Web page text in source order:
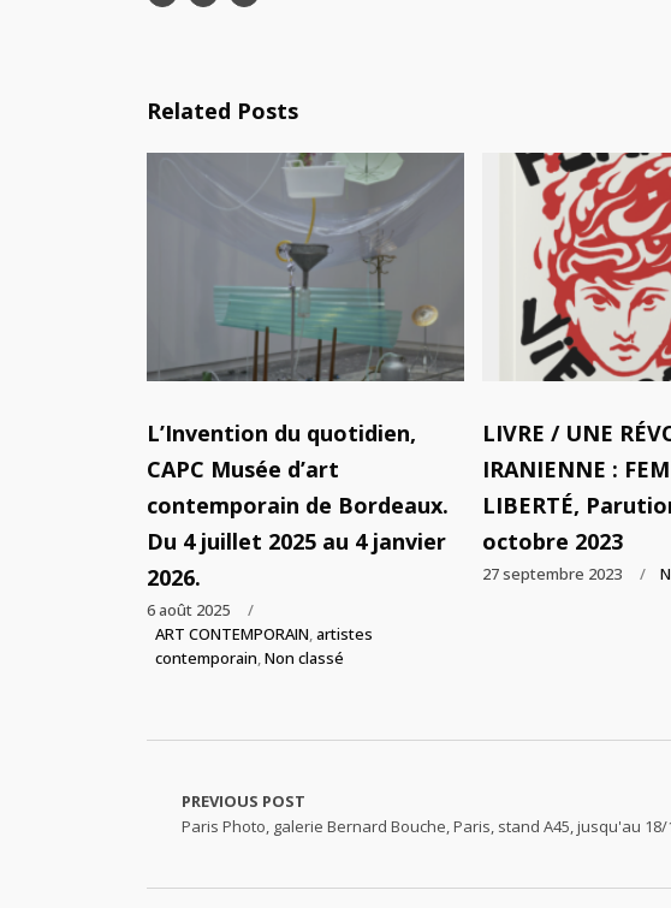
Related Posts
L’Invention du quotidien,
CAPC Musée d’art
contemporain de Bordeaux.
Du 4 juillet 2025 au 4 janvier
2026.
6 août 2025
ART CONTEMPORAIN,artistes
contemporain,Non classé
LIVRE / UNE
IRANIENNE :
LIBERTÉ,
octobre 2023
27 septembre 2023
PREVIOUS POST
Paris Photo, galerie Bernard Bouche, Paris, stand A45, jusqu'au 18/